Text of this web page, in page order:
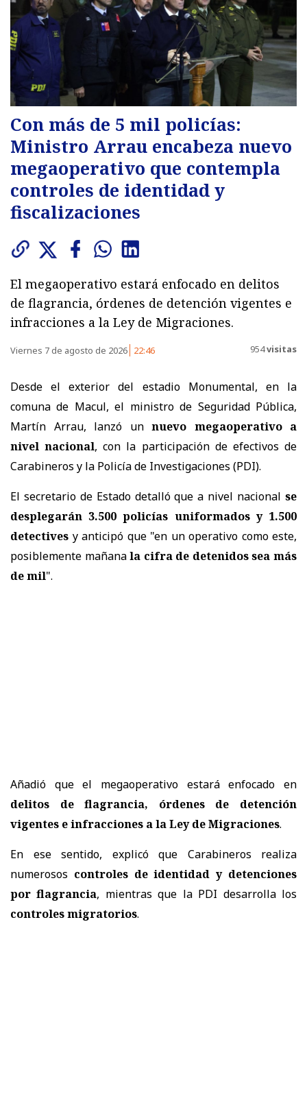
Con más de 5 mil policías:
Ministro Arrau encabeza nuevo
megaoperativo que contempla
controles de identidad y
fiscalizaciones
El megaoperativo estará enfocado en delitos
de flagrancia, órdenes de detención vigentes e
infracciones a la Ley de Migraciones.
Viernes 7 de agosto de 2026 22:46 954visitas
Desde el exterior del estadio Monumental, en la
comuna de Macul, el ministro de Seguridad Pública,
Martín Arrau, lanzó un nuevo megaoperativo a
nivel nacional, con la participación de efectivos de
Carabineros y la Policía de Investigaciones (PDI).
El secretario de Estado detalló que a nivel nacional se
desplegarán 3.500 policías uniformados y 1.500
detectives y anticipó que "en un operativo como este,
posiblemente mañanala cifra de detenidos sea más
de mil".
Añadió que el megaoperativo estará enfocado en
delitos de flagrancia, órdenes de detención
vigentes e infracciones a la Ley de Migraciones.
En ese sentido, explicó que Carabineros realiza
numerosos controles de identidad y detenciones
por flagrancia, mientras que la PDI desarrolla los
controles migratorios.